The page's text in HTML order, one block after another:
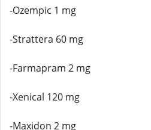
-Ozempic 1 mg
-Strattera 60 mg
-Farmapram 2 mg
-Xenical 120 mg
-Maxidon 2 mg